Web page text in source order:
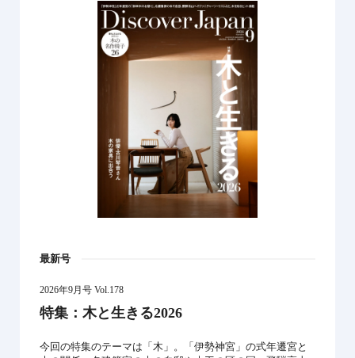
最新号
2026年9月号 Vol.178
特集：木と生きる2026
今回の特集のテーマは「木」。「伊勢神宮」の式年遷宮と